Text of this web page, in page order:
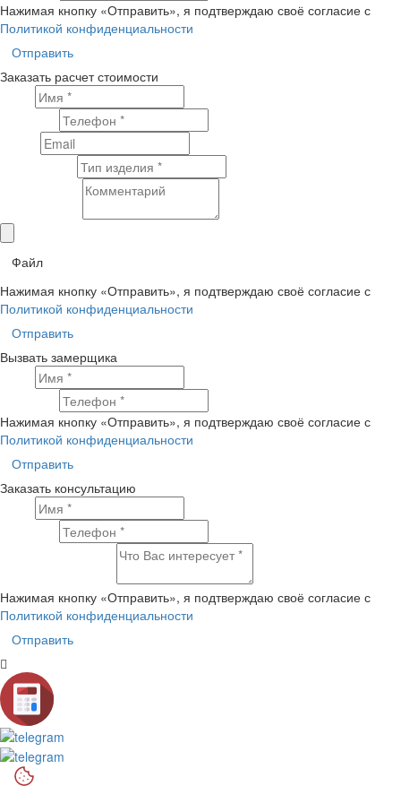
Нажимая кнопку «Отправить», я подтверждаю своё согласие с
Политикой конфиденциальности
Отправить
Заказать расчет стоимости
Файл
Нажимая кнопку «Отправить», я подтверждаю своё согласие с
Политикой конфиденциальности
Отправить
Вызвать замерщика
Нажимая кнопку «Отправить», я подтверждаю своё согласие с
Политикой конфиденциальности
Отправить
Заказать консультацию
Нажимая кнопку «Отправить», я подтверждаю своё согласие с
Политикой конфиденциальности
Отправить